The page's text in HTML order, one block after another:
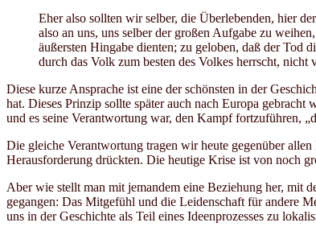
Eher also sollten wir selber, die Überlebenden, hier
also an uns, uns selber der großen Aufgabe zu
äußersten Hingabe dienten; zu geloben, daß der Tod
durch das Volk zum besten des Volkes herrscht, nicht
Diese kurze Ansprache ist eine der schönsten in der
hat. Dieses Prinzip sollte später auch nach Europa
und es seine Verantwortung war, den Kampf fortzuführen,
Die gleiche Verantwortung tragen wir heute gegenüber
Herausforderung drückten. Die heutige Krise ist von noch
Aber wie stellt man mit jemandem eine Beziehung her, mit
gegangen: Das Mitgefühl und die Leidenschaft für andere
uns in der Geschichte als Teil eines Ideenprozesses zu